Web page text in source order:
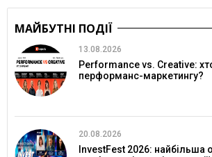
МАЙБУТНІ ПОДІЇ
13.08.2026
Performance vs. Creative:
перформанс-маркетингу?
20.08.2026
InvestFest 2026: найбільша